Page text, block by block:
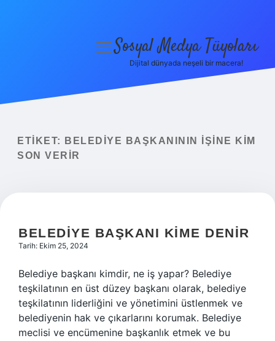
Yasal Uyarı
menüyüSosyal Medya Tüyoları
Dijital dünyada neşeli bir macera!
ETIKET:
BELEDIYE BAŞKANININ IŞINE KIM
SON VERIR
BELEDIYE BAŞKANI KIME DENIR
Tarih: Ekim 25, 2024
Belediye başkanı kimdir, ne iş yapar? Belediye
teşkilatının en üst düzey başkanı olarak, belediye
teşkilatının liderliğini ve yönetimini üstlenmek ve
belediyenin hak ve çıkarlarını korumak. Belediye
meclisi ve encümenine başkanlık etmek ve bu